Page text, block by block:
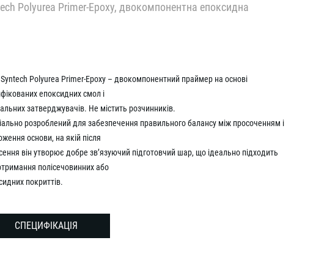
Polyurea Primer-Epoxy, двокомпонентна епоксидна
Polyurea Primer-Epoxy – двокомпонентний праймер на основі
епоксидних смол і
затверджувачів. Не містить розчинників.
розроблений для забезпечення правильного балансу між просоченням і
основи, на якій після
він утворює добре зв’язуючий підготовчий шар, що ідеально підходить
полісечовинних або
покриттів.
СПЕЦИФІКАЦІЯ